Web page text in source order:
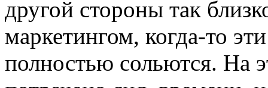
другой стороны так
маркетингом, когда-то
полностью сольются. На